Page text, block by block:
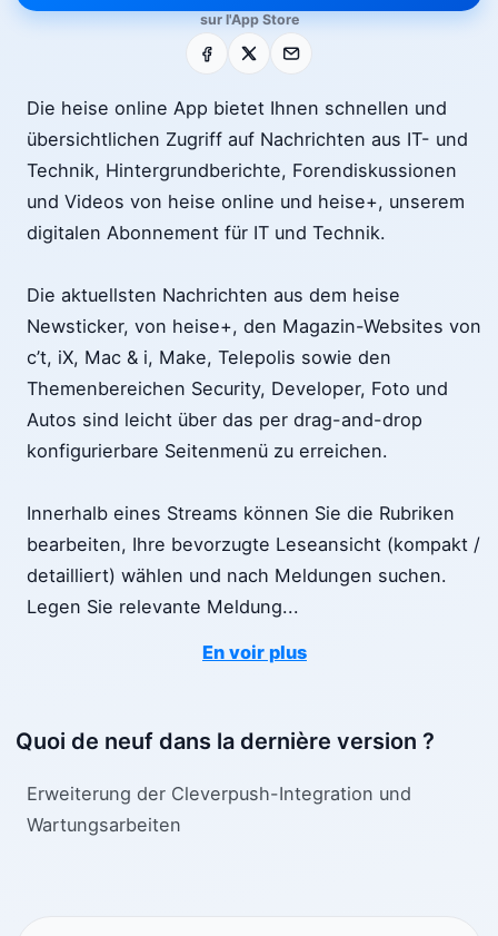
sur l'App Store
Facebook E-mail
Die heise online App bietet Ihnen schnellen und
übersichtlichen Zugriff auf Nachrichten aus IT- und
Technik, Hintergrundberichte, Forendiskussionen
und Videos von heise online und heise+, unserem
digitalen Abonnement für IT und Technik.
Die aktuellsten Nachrichten aus dem heise
Newsticker, von heise+, den Magazin-Websites von
c’t, iX, Mac & i, Make, Telepolis sowie den
Themenbereichen Security, Developer, Foto und
Autos sind leicht über das per drag-and-drop
konfigurierbare Seitenmenü zu erreichen.
Innerhalb eines Streams können Sie die Rubriken
bearbeiten, Ihre bevorzugte Leseansicht (kompakt /
detailliert) wählen und nach Meldungen suchen.
Legen Sie relevante Meldung...
En voir plus
Quoi de neuf dans la dernière version ?
Erweiterung der Cleverpush-Integration und
Wartungsarbeiten